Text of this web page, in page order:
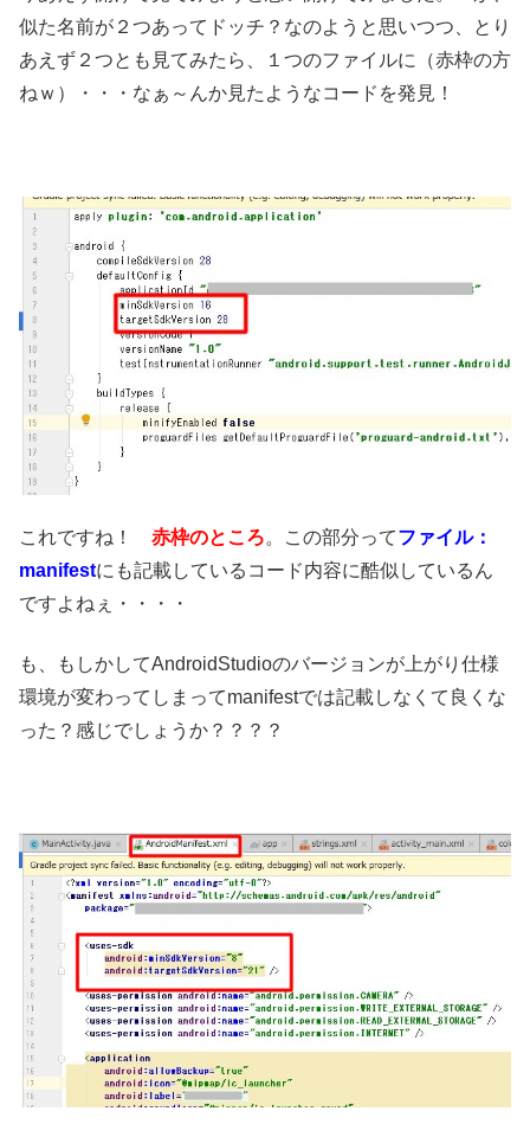
似た名前が２つあってドッチ？なのようと思いつつ、とり
あえず２つとも見てみたら、１つのファイルに（赤枠の方
ねｗ）・・・なぁ～んか見たようなコードを発見！
これですね！ 赤枠のところ。この部分ってファイル：
manifestにも記載しているコード内容に酷似しているん
ですよねぇ・・・・
も、もしかしてAndroidStudioのバージョンが上がり仕様
環境が変わってしまってmanifestでは記載しなくて良くな
った？感じでしょうか？？？？